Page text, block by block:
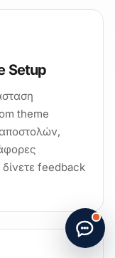
Setup
theme
feedback